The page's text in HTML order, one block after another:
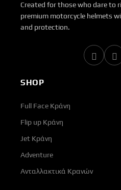
Created for those who dare to
premium motorcycle helmets
and protection.
SHOP
Full Face Κράνη
Flip up Κράνη
Jet Κράνη
Adventure
Ανταλλακτικά Κρανών